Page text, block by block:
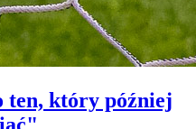
ten, który później